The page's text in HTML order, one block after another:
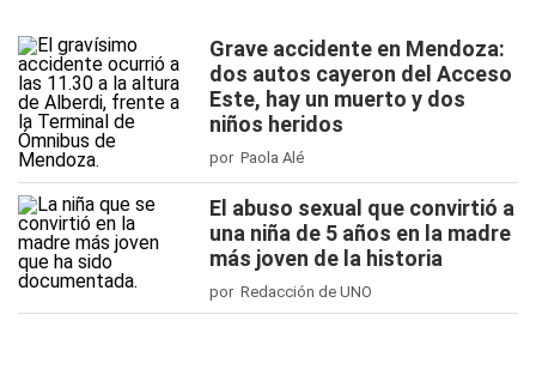
Grave accidente en Mendoza:
dos autos cayeron del Acceso
Este, hay un muerto y dos
niños heridos
por Paola Alé
El abuso sexual que convirtió a
una niña de 5 años en la madre
más joven de la historia
por Redacción de UNO